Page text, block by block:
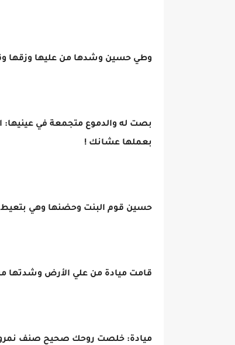
وطي حسين وشدها من عليها وزقها
بصت له والدموع متجمعة في عينيها:
بعملها عشانك !
حسين قوم البنت وحضنها وهي
قامت ميادة من علي الأرض
ميادة: خلصت روحك صحيح صنف نمرود